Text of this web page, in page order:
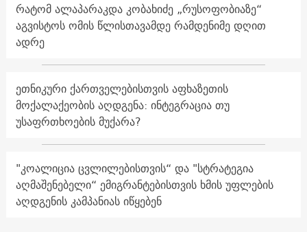
რატომ ალაპარაკდა კობახიძე „რუსოფობიაზე“
აგვისტოს ომის წლისთავამდე რამდენიმე დღით
ადრე
ეთნიკური ქართველებისთვის აფხაზეთის
მოქალაქეობის აღდგენა: ინტეგრაცია თუ
უსაფრთხოების მუქარა?
"კოალიცია ცვლილებისთვის“ და "სტრატეგია
აღმაშენებელი“ ემიგრანტებისთვის ხმის უფლების
აღდგენის კამპანიას იწყებენ